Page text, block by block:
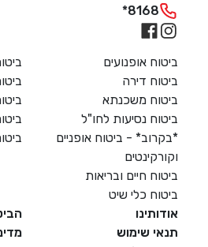
*8168
ביטוח אופנועים
ביטוח דירה
ביטוח משכנתא
ביטוח נסיעות לחו"ל
*בקרוב* - ביטוח אופניים
וקורקינטים
ביטוח חיים ובריאות
ביטוח כלי שיט
אודותינו
תנאי שימוש
טקסט